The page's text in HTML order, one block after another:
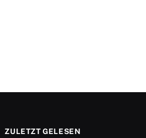
ZULETZT GELESEN